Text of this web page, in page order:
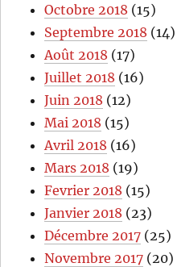
Octobre 2018 (15)
Septembre 2018 (14)
Août 2018 (17)
Juillet 2018 (16)
Juin 2018 (12)
Mai 2018 (15)
Avril 2018 (16)
Mars 2018 (19)
Fevrier 2018 (15)
Janvier 2018 (23)
Décembre 2017 (25)
Novembre 2017 (20)